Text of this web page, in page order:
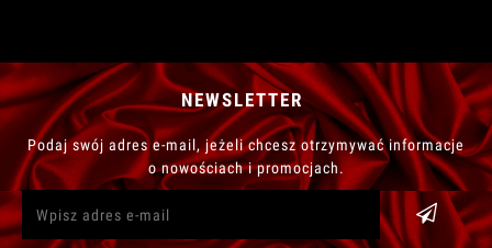
NEWSLETTER
Podaj swój adres e-mail, jeżeli chcesz otrzymywać informacje
o nowościach i promocjach.